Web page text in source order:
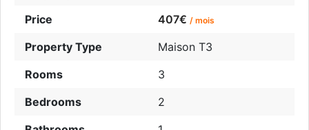
Price
407€ / mois
Property Type
Maison T3
Rooms
3
Bedrooms
2